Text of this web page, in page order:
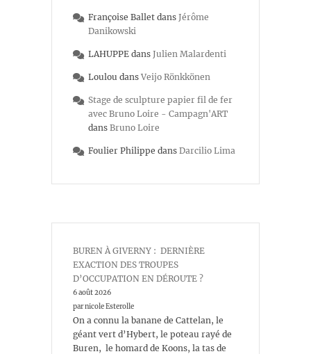
Françoise Ballet dans Jérôme
Danikowski
LAHUPPE dans Julien Malardenti
Loulou dans Veijo Rönkkönen
Stage de sculpture papier fil de fer
avec Bruno Loire - Campagn'ART
dans Bruno Loire
Foulier Philippe dans Darcilio Lima
BUREN À GIVERNY : DERNIÈRE
EXACTION DES TROUPES
D’OCCUPATION EN DÉROUTE ?
6 août 2026
par nicole Esterolle
On a connu la banane de Cattelan, le
géant vert d’Hybert, le poteau rayé de
Buren, le homard de Koons, la tas de